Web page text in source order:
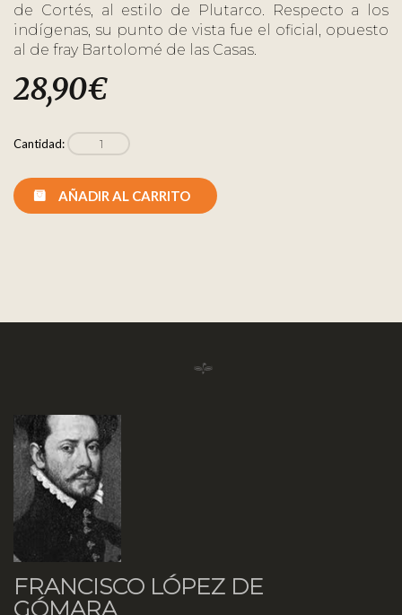
de Cortés, al estilo de Plutarco. Respecto a los
indígenas, su punto de vista fue el oficial, opuesto
al de fray Bartolomé de las Casas.
28,90€
Cantidad:
AÑADIR AL CARRITO
FRANCISCO LÓPEZ DE
GÓMARA